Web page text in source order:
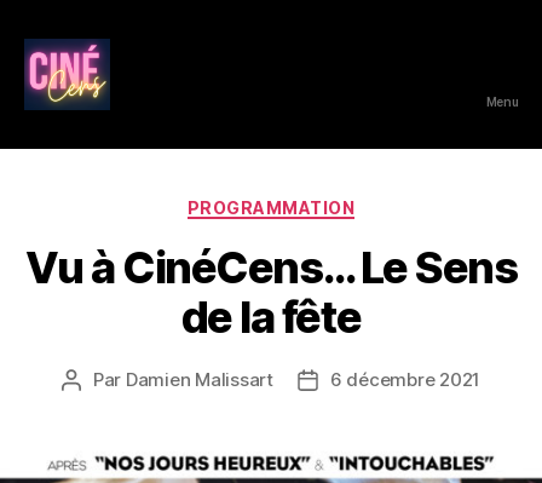
Menu
Catégories
PROGRAMMATION
Vu à CinéCens… Le Sens
de la fête
Auteur
Par Damien Malissart
Date6 décembre 2021